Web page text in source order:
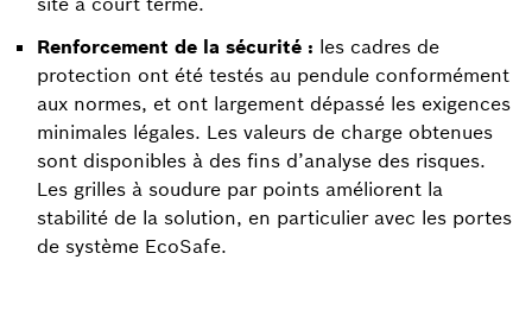
Renforcement de la sécurité : les cadres de
protection ont été testés au pendule conformément
aux normes, et ont largement dépassé les exigences
minimales légales. Les valeurs de charge obtenues
sont disponibles à des fins d’analyse des risques.
Les grilles à soudure par points améliorent la
stabilité de la solution, en particulier avec les portes
de système EcoSafe.